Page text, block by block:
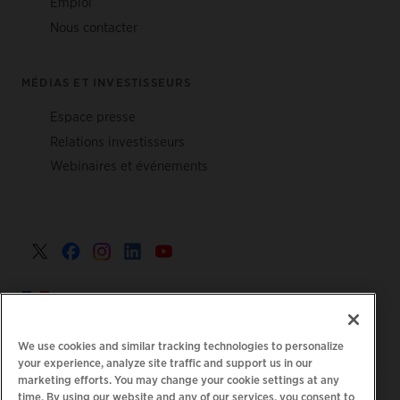
Nous contacter
MÉDIAS ET INVESTISSEURS
Espace presse
Relations investisseurs
Webinaires et événements
France >
Politique de confidentialité Vos choix de confidentialité
We use cookies and similar tracking technologies to personalize
your experience, analyze site traffic and support us in our
marketing efforts. You may change your cookie settings at any
time. By using our website and any of our services, you consent to